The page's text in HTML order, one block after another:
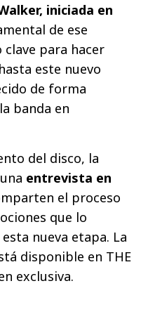
iniciada en
de ese
clave para hacer
este nuevo
de forma
banda en
del disco, la
entrevista en
el proceso
que lo
nueva etapa. La
disponible en THE
exclusiva.